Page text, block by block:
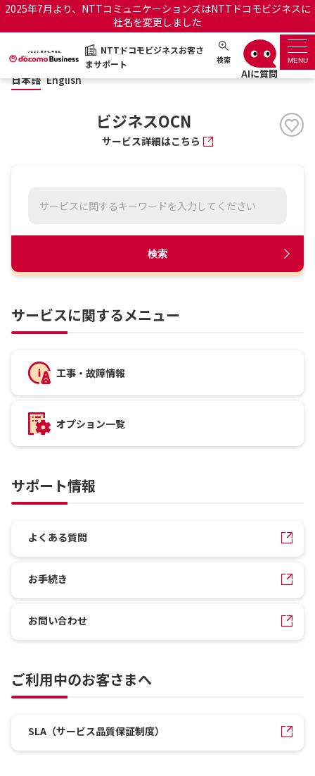
2025年7月より、NTTコミュニケーションズはNTTドコモビジネスに
社名を変更しました
NTTドコモビジネスお客さ
まサポート
検索 MENU
NTTドコモビジネスお客さまサポート 日本語 English
サポートトップ
サービス名から探す
お知らせ サポートサイトの使い方
日本語 English
ビジネスOCN
サービス詳細はこちら
検索
サービスに関するメニュー
工事・故障情報
オプション一覧
サポート情報
よくある質問
お手続き
お問い合わせ
ご利用中のお客さまへ
SLA（サービス品質保証制度）